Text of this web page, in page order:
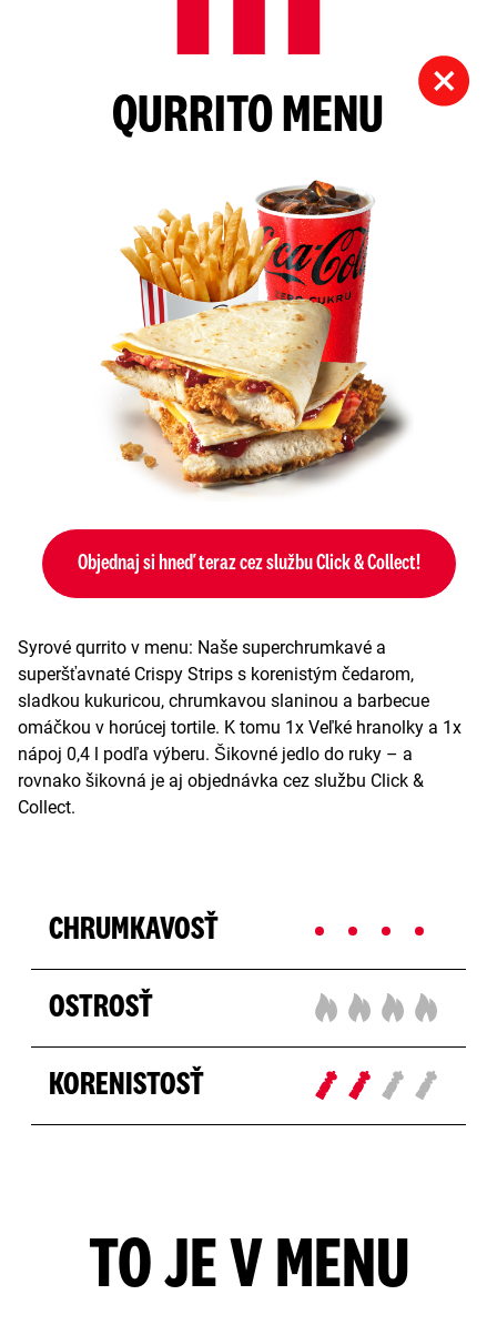
QURRITO MENU
Objednaj si hneď teraz cez službu Click & Collect!
Syrové qurrito v menu: Naše superchrumkavé a
superšťavnaté Crispy Strips s korenistým čedarom,
sladkou kukuricou, chrumkavou slaninou a barbecue
omáčkou v horúcej tortile. K tomu 1x Veľké hranolky a 1x
nápoj 0,4 l podľa výberu. Šikovné jedlo do ruky – a
rovnako šikovná je aj objednávka cez službu Click &
Collect.
CHRUMKAVOSŤ
OSTROSŤ
KORENISTOSŤ
TO JE V MENU